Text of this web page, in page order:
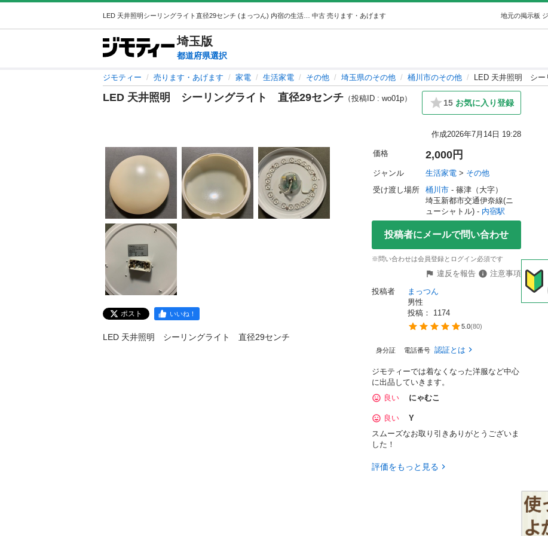
中古 売ります・あげます 地元の掲示板
埼玉版
都道府県選択
ジモティー 売ります・あげます 家電 生活家電 その他 埼玉県のその他 桶川市のその他 LED 天井照明 シー
LED 天井照明 シーリングライト 直径29センチ （投稿ID : wo01p） 15 お気に入り登録
作成2026年7月14日 19:28
ポスト いいね！
LED 天井照明　シーリングライト　直径29センチ
価格 2,000円
ジャンル 生活家電 > その他
受け渡し場所
桶川市 - 篠津（大字）
埼玉新都市交通伊奈線(ニ
ューシャトル) - 内宿駅
投稿者にメールで問い合わせ
※問い合わせは会員登録とログイン必須です
違反を報告
注意事項
投稿者
まっつん
男性
投稿： 1174
5.0(80)
身分証 電話番号 認証とは
ジモティーでは着なくなった洋服など中心
に出品していきます。
良い
にゃむこ
良い
Y
スムーズなお取り引きありがとうございま
した！
評価をもっと見る